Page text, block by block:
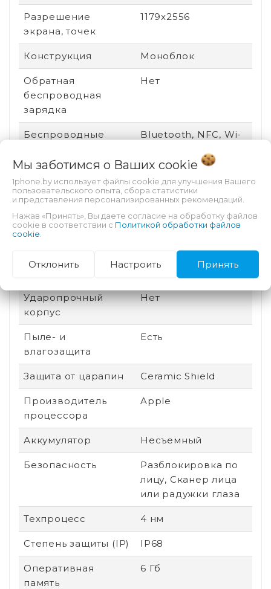
Разрешение
экрана, точек
1179x2556
Конструкция Моноблок
Обратная
беспроводная
зарядка
Нет
Беспроводные
Bluetooth, NFC, Wi-
Версия ОС iOS 16
Платформа iOS
Ударопрочный
корпус
Нет
Пыле- и
влагозащита
Есть
Защита от царапин Ceramic Shield
Производитель
процессора
Apple
Аккумулятор Несъемный
Безопасность
Разблокировка по
лицу, Сканер лица
или радужки глаза
Техпроцесс 4 нм
Степень защиты (IP) IP68
Оперативная
память
6 Гб
Мы заботимся о Ваших cookie
1phone.by использует файлы cookie для улучшения Вашего
пользовательского опыта, сбора статистики
и представления персонализированных рекомендаций.
Нажав «Принять», Вы даете согласие на обработку файлов
cookie в соответствии с Политикой обработки файлов
cookie
Отклонить Настроить Принять